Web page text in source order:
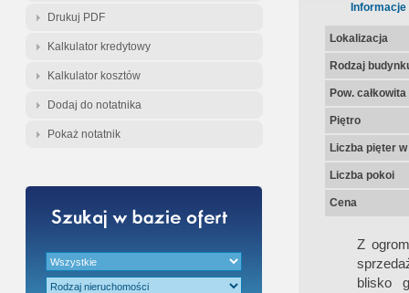
Drukuj PDF
Kalkulator kredytowy
Kalkulator kosztów
Dodaj do notatnika
Pokaż notatnik
Informacje
Lokalizacja
Rodzaj
Pow.
Piętro
Liczba pięter
Liczba pokoi
Cena
Z
blisko